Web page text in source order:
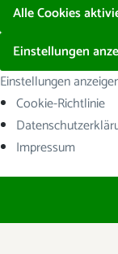
Alle Cookies
Einstellungen
Einstellungen
Cookie-Richtlinie
Impressum